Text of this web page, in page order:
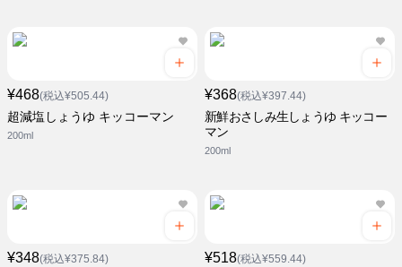
¥468(税込¥505.44)
超減塩しょうゆ キッコーマン
200ml
¥368(税込¥397.44)
新鮮おさしみ生しょうゆ キッコー
マン
200ml
¥348(税込¥375.84) ¥518(税込¥559.44)